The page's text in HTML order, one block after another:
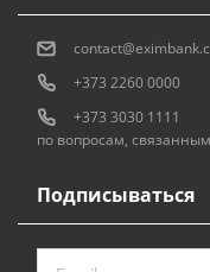
Подписываться
+373 2260 0000
+373 3030 1111
по вопросам,